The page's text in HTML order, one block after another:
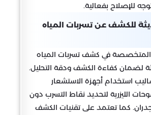
للإصلاح بفعالية.
للكشف عن تسربات المياه
المتخصصة في كشف تسربات المياه
لضمان كفاءة الكشف ودقة التحليل.
استخدام أجهزة الاستشعار
الليزرية لتحديد نقاط التسرب دون
كما تعتمد على تقنيات الكشف